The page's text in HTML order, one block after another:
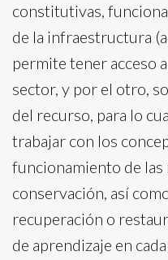
constitutivas,
de la infraestructura
permite tener acceso
sector, y por el otro,
del recurso, para lo
trabajar con los
funcionamiento de las
conservación, así
recuperación o
de aprendizaje en